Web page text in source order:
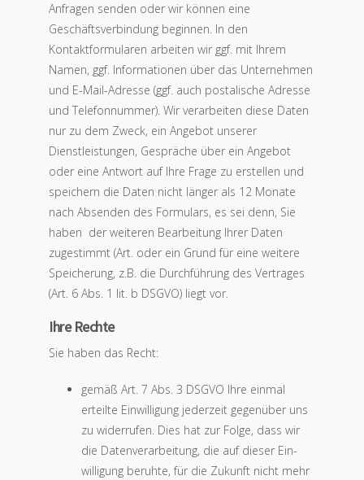
Anfragen senden oder wir können eine
Geschäftsverbindung beginnen. In den
Kontaktformularen arbeiten wir ggf. mit Ihrem
Namen, ggf. Informationen über das Unternehmen
und E-Mail-Adresse (ggf. auch postalische Adresse
und Telefonnummer). Wir verarbeiten diese Daten
nur zu dem Zweck, ein Angebot unserer
Dienstleistungen, Gespräche über ein Angebot
oder eine Antwort auf Ihre Frage zu erstellen und
speichern die Daten nicht länger als 12 Monate
nach Absenden des Formulars, es sei denn, Sie
haben der weiteren Bearbeitung Ihrer Daten
zugestimmt (Art. oder ein Grund für eine weitere
Speicherung, z.B. die Durchführung des Vertrages
(Art. 6 Abs. 1 lit. b DSGVO) liegt vor.
Ihre Rechte
Sie haben das Recht:
gemäß Art. 7 Abs. 3 DSGVO Ihre einmal
erteilte Einwilligung jederzeit gegenüber uns
zu widerrufen. Dies hat zur Folge, dass wir
die Datenverarbeitung, die auf dieser Ein­
willigung beruhte, für die Zukunft nicht mehr